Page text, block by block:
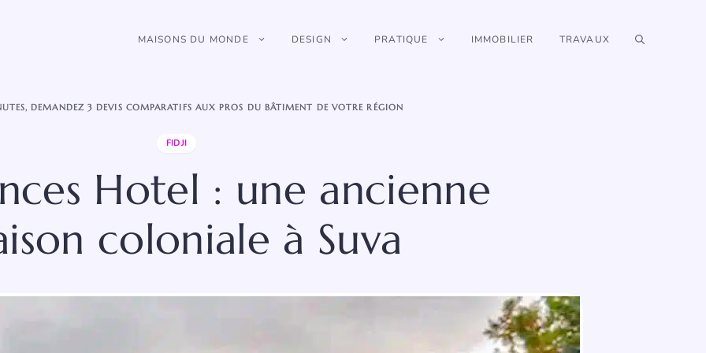
MAISONS DU MONDE DESIGN PRATIQUE IMMOBILIER TRAVAUX
DEMANDEZ 3 DEVIS COMPARATIFS AUX PROS DU BÂTIMENT DE VOTRE RÉGION
FIDJI
Hotel : une ancienne
coloniale à Suva